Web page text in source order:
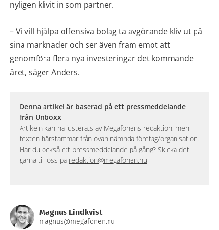
nyligen klivit in som partner.
– Vi vill hjälpa offensiva bolag ta avgörande kliv ut på
sina marknader och ser även fram emot att
genomföra flera nya investeringar det kommande
året, säger Anders.
Denna artikel är baserad på ett pressmeddelande
från Unboxx
Artikeln kan ha justerats av Megafonens redaktion, men
texten härstammar från ovan nämnda företag/organisation.
Har du också ett pressmeddelande på gång? Skicka det
gärna till oss på redaktion@megafonen.nu
Magnus Lindkvist
magnus@megafonen.nu